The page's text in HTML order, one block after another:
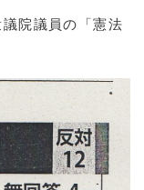
院議員の「憲法